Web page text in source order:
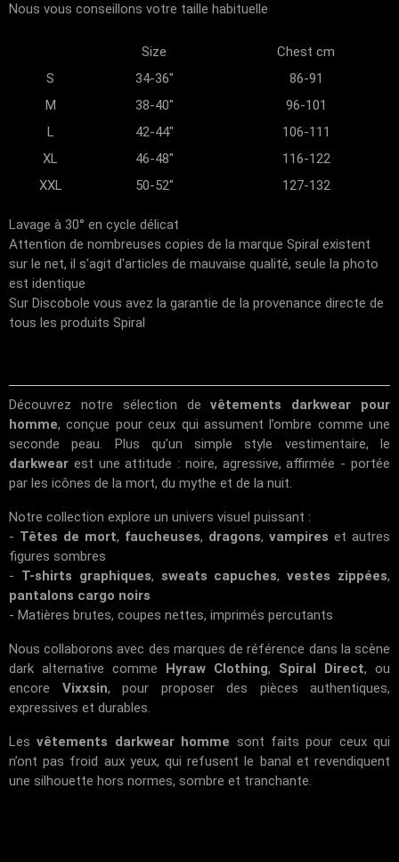
Nous vous conseillons votre taille habituelle
Size
Chest cm
S
34-36"
86-91
M
38-40"
96-101
L
42-44"
106-111
XL
46-48"
116-122
XXL
50-52" 127-132
Lavage à 30° en cycle délicat
Attention de nombreuses copies de la marque Spiral existent
sur le net, il s'agit d'articles de mauvaise qualité, seule la photo
est identique
Sur Discobole vous avez la garantie de la provenance directe de
tous les produits Spiral
Découvrez notre sélection devêtements darkwear pour
homme, conçue pour ceux qui assument l’ombre comme une
seconde peau. Plus qu’un simple style vestimentaire, le
darkwear est une attitude : noire, agressive, affirmée - portée
par les icônes de la mort, du mythe et de la nuit.
Notre collection explore un univers visuel puissant :
- Têtes de mort, faucheuses, dragons, vampires et autres
figures sombres
- T-shirts graphiques, sweats capuches,vestes zippées,
pantalons cargo noirs
- Matières brutes, coupes nettes, imprimés percutants
Nous collaborons avec des marques de référence dans la scène
dark alternative comme Hyraw Clothing, Spiral Direct, ou
encore Vixxsin, pour proposer des pièces authentiques,
expressives et durables.
Lesvêtements darkwear homme sont faits pour ceux qui
n’ont pas froid aux yeux, qui refusent le banal et revendiquent
une silhouette hors normes, sombre et tranchante.